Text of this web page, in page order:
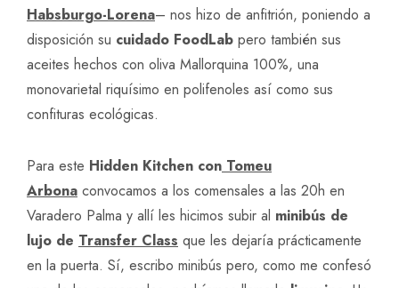
Habsburgo-Lorena– nos hizo de anfitrión, poniendo a
disposición su cuidado FoodLab pero también sus
aceites hechos con oliva Mallorquina 100%, una
monovarietal riquísimo en polifenoles así como sus
confituras ecológicas.
Para este Hidden Kitchen con Tomeu
Arbona convocamos a los comensales a las 20h en
Varadero Palma y allí les hicimos subir al minibús de
lujo de Transfer Class que les dejaría prácticamente
en la puerta. Sí, escribo minibús pero, como me confesó